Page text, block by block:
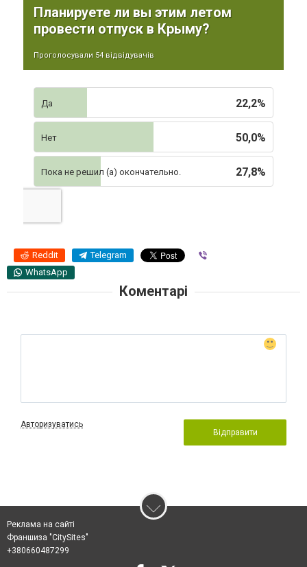
Планируете ли вы этим летом
провести отпуск в Крыму?
Проголосували 54 відвідувачів
22,2%
Да
50,0%
Нет
27,8%
Пока не решил (а) окончательно.
Reddit Telegram
WhatsApp
Коментарі
Авторизуватись
Відправити
Реклама на сайті
Франшиза "CitySites"
+380660487299